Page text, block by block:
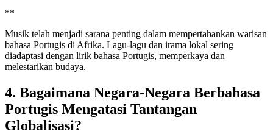
**
Musik telah menjadi sarana penting dalam mempertahankan warisan
bahasa Portugis di Afrika. Lagu-lagu dan irama lokal sering
diadaptasi dengan lirik bahasa Portugis, memperkaya dan
melestarikan budaya.
4. Bagaimana Negara-Negara Berbahasa
Portugis Mengatasi Tantangan
Globalisasi?